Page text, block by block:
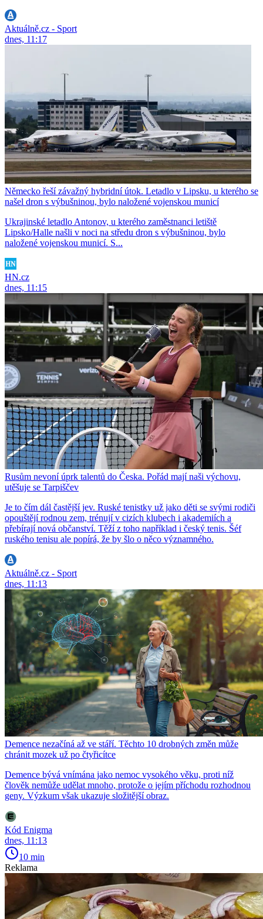
Aktuálně.cz - Sport
dnes, 11:17
Německo řeší závažný hybridní útok. Letadlo v Lipsku, u kterého se
našel dron s výbušninou, bylo naložené vojenskou municí
Ukrajinské letadlo Antonov, u kterého zaměstnanci letiště
Lipsko/Halle našli v noci na středu dron s výbušninou, bylo
naložené vojenskou municí. S...
HN.cz
dnes, 11:15
Rusům nevoní úprk talentů do Česka. Pořád mají naši výchovu,
utěšuje se Tarpiščev
Je to čím dál častější jev. Ruské tenistky už jako děti se svými rodiči
opouštějí rodnou zem, trénují v cizích klubech i akademiích a
přebírají nová občanství. Těží z toho například i český tenis. Šéf
ruského tenisu ale popírá, že by šlo o něco významného.
Aktuálně.cz - Sport
dnes, 11:13
Demence nezačíná až ve stáří. Těchto 10 drobných změn může
chránit mozek už po čtyřicítce
Demence bývá vnímána jako nemoc vysokého věku, proti níž
člověk nemůže udělat mnoho, protože o jejím příchodu rozhodnou
geny. Výzkum však ukazuje složitější obraz.
Kód Enigma
dnes, 11:13
10 min
Reklama